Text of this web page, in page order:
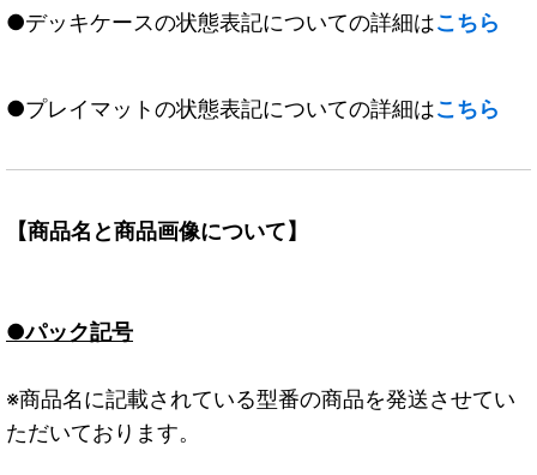
●デッキケースの状態表記についての詳細はこちら
●プレイマットの状態表記についての詳細はこちら
【商品名と商品画像について】
●パック記号
※商品名に記載されている型番の商品を発送させてい
ただいております。